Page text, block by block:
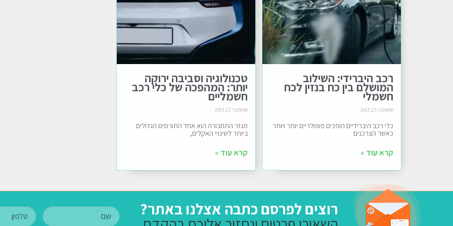
רכב היברידי: השילוב
המושלם בין כח בנזין לכח
חשמלי
ספטמבר 25, 2023
כלי רכב היברידיים הופכים פופולריים יותר ויותר
כאשר הצרכנים
קרא עוד »
טכנולוגיה וסביבה ירוקה
יותר: המהפכה של כלי רכב
חשמליים
ספטמבר 21, 2023
מגזר התחבורה הוא אחד התורמים הגדולים
ביותר לשינויי האקלים,
קרא עוד »
רוצים לפרסם כתבה אצלנו באתר?